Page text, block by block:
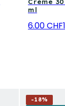
Crème
ml
6.00 CHF
-18%